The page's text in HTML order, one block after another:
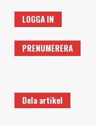
LOGGA IN
PRENUMERERA
Dela artikel